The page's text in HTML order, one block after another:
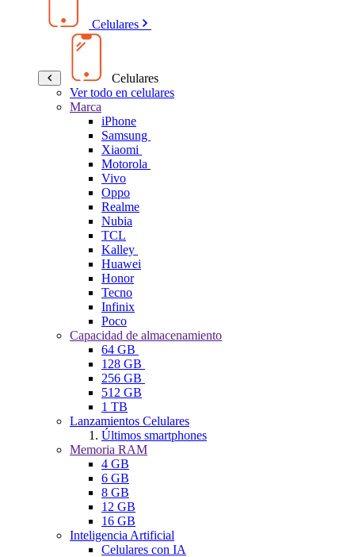
Celulares
Celulares
Ver todo en celulares
Marca
iPhone
Samsung
Xiaomi
Motorola
Vivo
Oppo
Realme
Nubia
TCL
Kalley
Huawei
Honor
Tecno
Infinix
Poco
Capacidad de almacenamiento
64 GB
128 GB
256 GB
512 GB
1 TB
Lanzamientos Celulares
Últimos smartphones
Memoria RAM
4 GB
6 GB
8 GB
12 GB
16 GB
Inteligencia Artificial
Celulares con IA